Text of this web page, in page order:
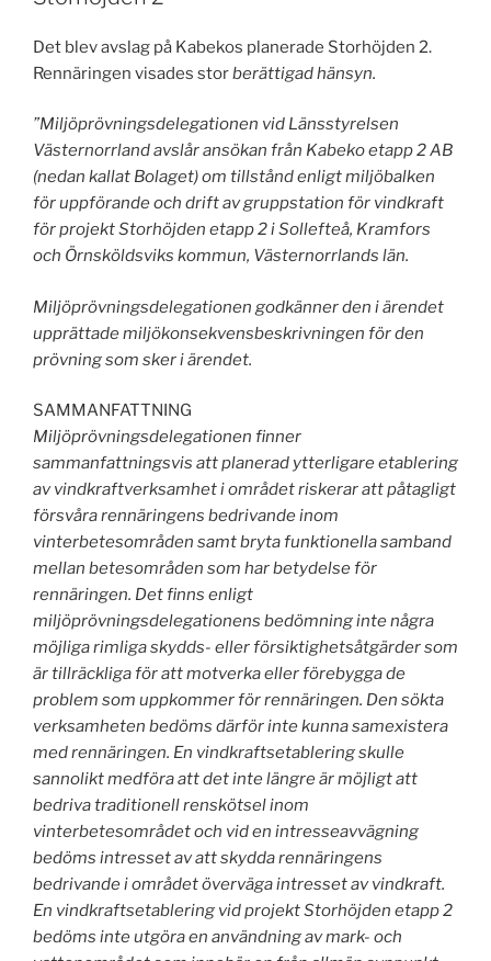
Det blev avslag på Kabekos planerade Storhöjden 2.
Rennäringen visades storberättigad hänsyn.
”Miljöprövningsdelegationen vid Länsstyrelsen
Västernorrland avslår ansökan från Kabeko etapp 2 AB
(nedan kallat Bolaget) om tillstånd enligt miljöbalken
för uppförande och drift av gruppstation för vindkraft
för projekt Storhöjden etapp 2 i Sollefteå, Kramfors
och Örnsköldsviks kommun, Västernorrlands län.
Miljöprövningsdelegationen godkänner den i ärendet
upprättade miljökonsekvensbeskrivningen för den
prövning som sker i ärendet.
SAMMANFATTNING
Miljöprövningsdelegationen finner
sammanfattningsvis att planerad ytterligare etablering
av vindkraftverksamhet i området riskerar att påtagligt
försvåra rennäringens bedrivande inom
vinterbetesområden samt bryta funktionella samband
mellan betesområden som har betydelse för
rennäringen. Det finns enligt
miljöprövningsdelegationens bedömning inte några
möjliga rimliga skydds- eller försiktighetsåtgärder som
är tillräckliga för att motverka eller förebygga de
problem som uppkommer för rennäringen. Den sökta
verksamheten bedöms därför inte kunna samexistera
med rennäringen. En vindkraftsetablering skulle
sannolikt medföra att det inte längre är möjligt att
bedriva traditionell renskötsel inom
vinterbetesområdet och vid en intresseavvägning
bedöms intresset av att skydda rennäringens
bedrivande i området överväga intresset av vindkraft.
En vindkraftsetablering vid projekt Storhöjden etapp 2
bedöms inte utgöra en användning av mark- och